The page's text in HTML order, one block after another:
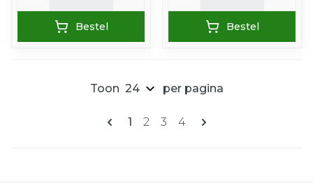
Bestel Bestel
Pagina's
U lees momenteel pagina
1 Pagina
2 Pagina
3 Pagina
4
Toon per pagina